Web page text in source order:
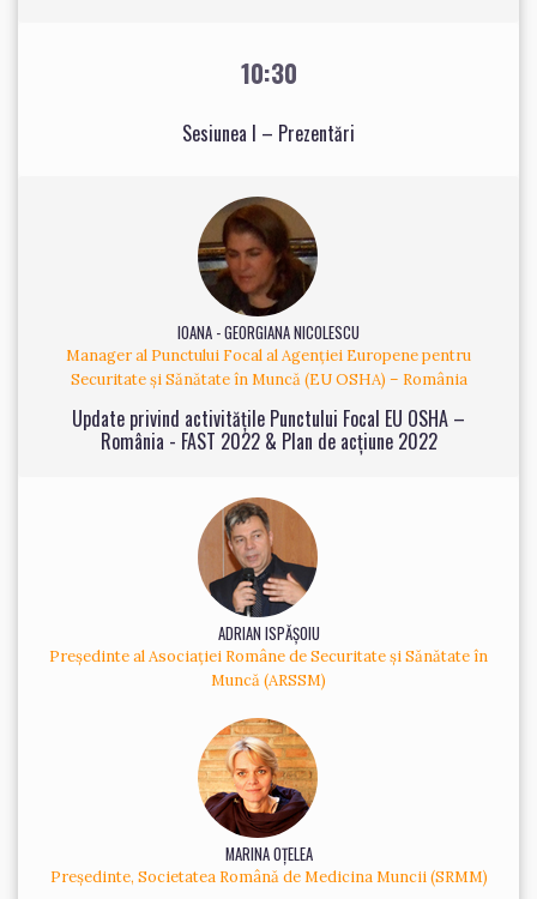
10:30
Sesiunea I – Prezentări
IOANA - GEORGIANA NICOLESCU
Manager al Punctului Focal al Agenției Europene pentru
Securitate și Sănătate în Muncă (EU OSHA) – România
Update privind activitățile Punctului Focal EU OSHA –
România - FAST 2022 & Plan de acțiune 2022
ADRIAN ISPĂȘOIU
Președinte al Asociației Române de Securitate și Sănătate în
Muncă (ARSSM)
MARINA OȚELEA
Președinte, Societatea Română de Medicina Muncii (SRMM)